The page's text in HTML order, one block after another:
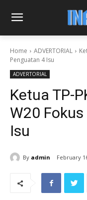
Home ADVERTORIAL
Penguatan 4 Isu
ADVERTORIAL
Ketua TP-
W20
Isu
By admin February